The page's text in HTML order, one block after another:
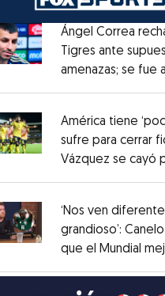
in new window
Ángel Correa
Tigres ante
amenazas; se fue
in new window
América tiene
sufre para cerrar
Vázquez se cayó
in new window
‘Nos ven
grandioso’:
que el Mundial